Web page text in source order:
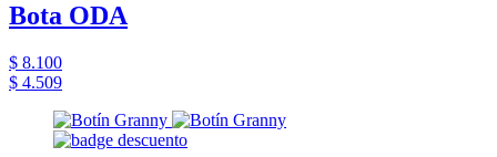
Bota ODA
$ 8.100
$ 4.509